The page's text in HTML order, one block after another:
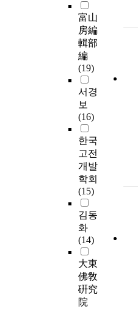
富山
房編
輯部
編
(19)
서경
보
(16)
한국
고전
개발
학회
(15)
김동
화
(14)
大東
佛敎
硏究
院